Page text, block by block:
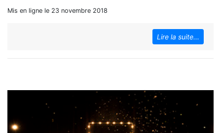
Mis en ligne le 23 novembre 2018
Lire la suite...